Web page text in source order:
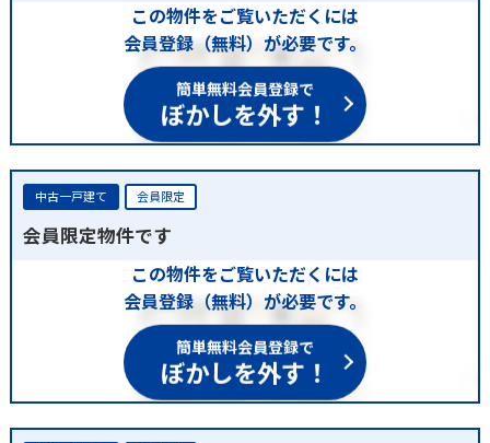
この物件をご覧いただくには
会員登録（無料）が必要です。
簡単無料会員登録で
ぼかしを外す！
中古一戸建て 会員限定
会員限定物件です
この物件をご覧いただくには
会員登録（無料）が必要です。
簡単無料会員登録で
ぼかしを外す！